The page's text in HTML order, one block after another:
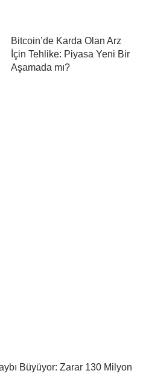
Bitcoin’de Karda Olan Arz
İçin Tehlike: Piyasa Yeni Bir
Aşamada mı?
Büyüyor: Zarar 130 Milyon